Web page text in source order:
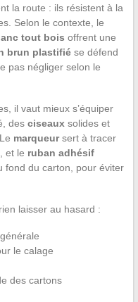
la route : ils résistent à la
Selon le contexte, le
tout bois offrent une
brun plastifiése défend
pas négliger selon le
il vaut mieux s’équiper
des ciseauxsolides et
marqueursert à tracer
et le ruban adhésif
fond du carton, pour éviter
laisser au hasard :
le calage
des cartons